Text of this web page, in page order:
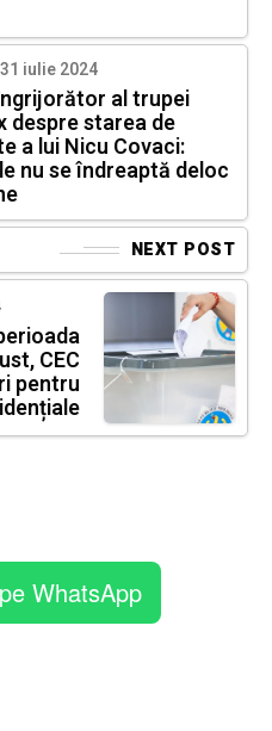
31 iulie 2024
al trupei
despre starea de
a lui Nicu Covaci:
nu se îndreaptă deloc
NEXT POST
CEC
pentru
WhatsApp